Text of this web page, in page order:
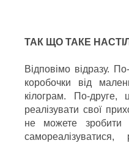
ТАК ЩО ТАКЕ
Відповімо відразу.
коробочки від
кілограм. По-
реалізувати свої
не можете зробити